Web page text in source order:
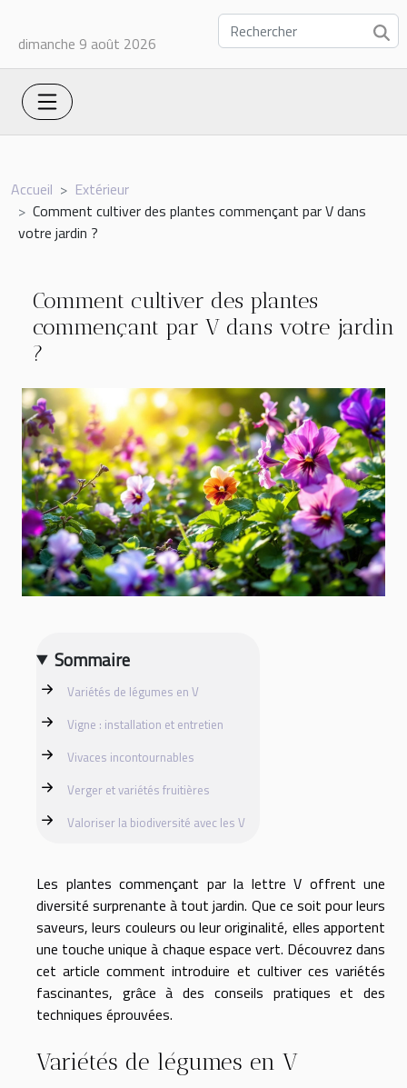
dimanche 9 août 2026
Accueil
Extérieur
Comment cultiver des plantes commençant par V dans
votre jardin ?
Comment cultiver des plantes
commençant par V dans votre jardin
?
Sommaire
Variétés de légumes en V
Vigne : installation et entretien
Vivaces incontournables
Verger et variétés fruitières
Valoriser la biodiversité avec les V
Les plantes commençant par la lettre V offrent une
diversité surprenante à tout jardin. Que ce soit pour leurs
saveurs, leurs couleurs ou leur originalité, elles apportent
une touche unique à chaque espace vert. Découvrez dans
cet article comment introduire et cultiver ces variétés
fascinantes, grâce à des conseils pratiques et des
techniques éprouvées.
Variétés de légumes en V